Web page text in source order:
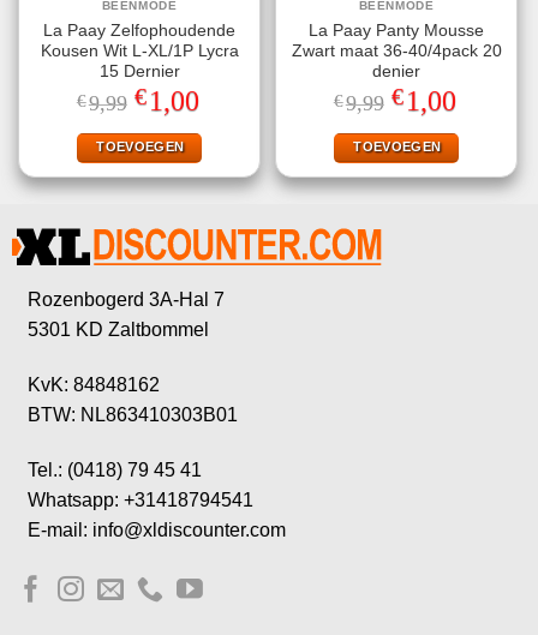
BEENMODE
La Paay Zelfophoudende
Kousen Wit L-XL/1P Lycra
15 Dernier
€9,99 Oorspronkelijke
prijs
was:
€9,99.
€1,00
is:
€1,00.
TOEVOEGEN
BEENMODE
La Paay Panty Mousse
Zwart maat 36-40/4pack 20
denier
€9,99 Oorspronkelijke
prijs
was:
€9,99.
€1,00
is:
€1,00.
TOEVOEGEN
Rozenbogerd 3A-Hal 7
5301 KD Zaltbommel
KvK: 84848162
BTW: NL863410303B01
Tel.: (0418) 79 45 41
Whatsapp: +31418794541
E-mail: info@xldiscounter.com